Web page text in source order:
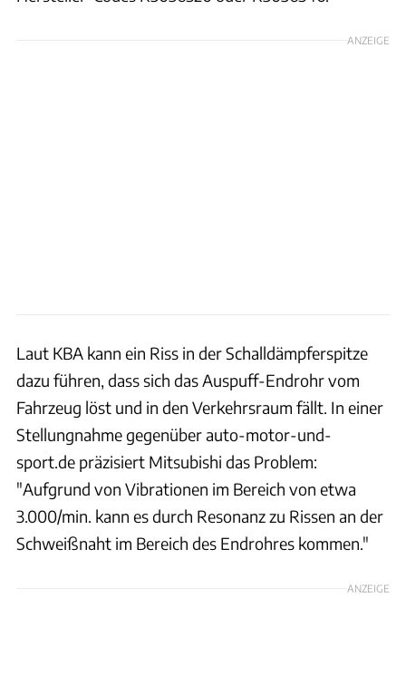
ANZEIGE
Laut KBA kann ein Riss in der Schalldämpferspitze
dazu führen, dass sich das Auspuff-Endrohr vom
Fahrzeug löst und in den Verkehrsraum fällt. In einer
Stellungnahme gegenüber auto-motor-und-
sport.de präzisiert Mitsubishi das Problem:
"Aufgrund von Vibrationen im Bereich von etwa
3.000/min. kann es durch Resonanz zu Rissen an der
Schweißnaht im Bereich des Endrohres kommen."
ANZEIGE